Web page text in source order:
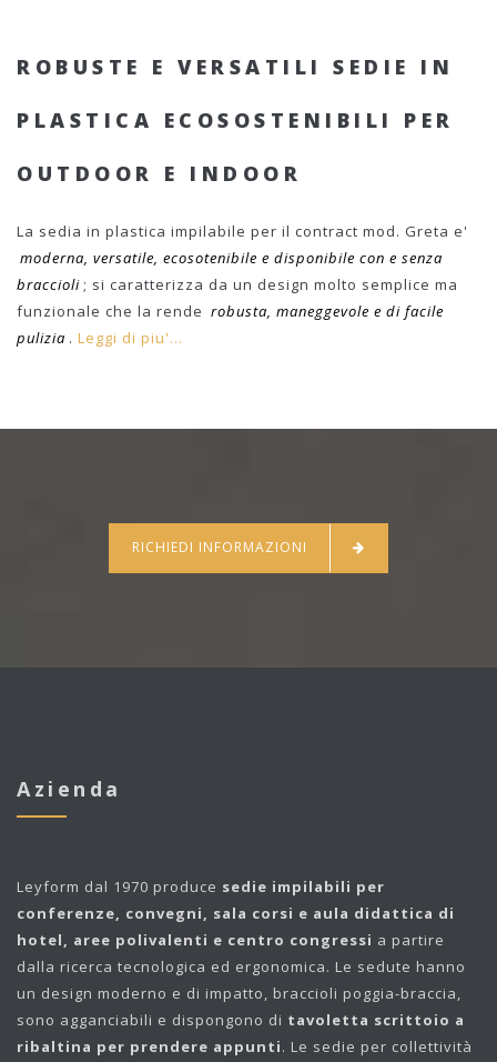
ROBUSTE E VERSATILI SEDIE IN
PLASTICA ECOSOSTENIBILI PER
OUTDOOR E INDOOR
La sedia in plastica impilabile per il contract mod. Greta e'
moderna, versatile, ecosotenibile e disponibile con e senza
braccioli; si caratterizza da un design molto semplice ma
funzionale che la rende robusta, maneggevole e di facile
pulizia . Leggi di piu'...
RICHIEDI INFORMAZIONI
Azienda
Leyform dal 1970 produce sedie impilabili per
conferenze, convegni, sala corsi e aula didattica di
hotel, aree polivalenti e centro congressi a partire
dalla ricerca tecnologica ed ergonomica. Le sedute hanno
un design moderno e di impatto, braccioli poggia-braccia,
sono agganciabili e dispongono di tavoletta scrittoio a
ribaltina per prendere appunti. Le sedie per collettività